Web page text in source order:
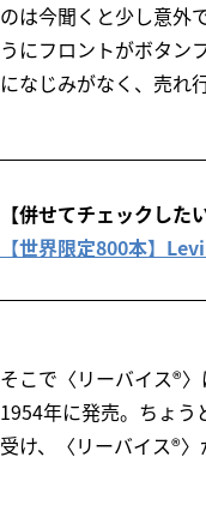
のは今聞くと少し意外
うにフロントがボタン
になじみがなく、売れ
【併せてチェックしたい
【世界限定800本】
そこで〈リーバイス®
1954年に発売。ちょう
受け、〈リーバイス®